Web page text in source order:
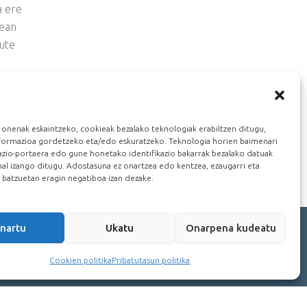
onenak eskaintzeko, cookieak bezalako teknologiak erabiltzen ditugu,
gordetzeko eta/edo eskuratzeko. Teknologia horien baimenari
portaera edo gune honetako identifikazio bakarrak bezalako datuak
izango ditugu. Adostasuna ez onartzea edo kentzea, ezaugarri eta
eragin negatiboa izan dezake.
Ukatu Onarpena kudeatu
Cookien politikaPribatutasun politika
ere